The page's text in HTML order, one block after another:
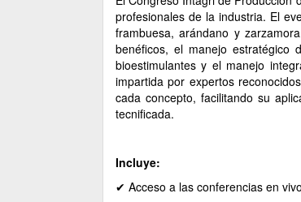
profesionales de la industria. El
frambuesa, arándano y
benéficos, el manejo
bioestimulantes y el manejo
impartida por expertos
cada concepto, facilitando su
tecnificada.
Incluye:
✔ Acceso a las conferencias en vivo